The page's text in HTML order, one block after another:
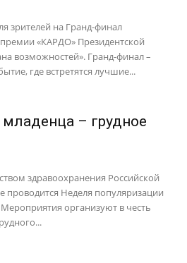
зрителей на Гранд-финал
«КАРДО» Президентской
возможностей». Гранд-финал –
где встретятся лучшие...
– грудное
здравоохранения Российской
проводится Неделя популяризации
организуют в честь